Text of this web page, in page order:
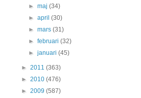
►maj(34)
►april(30)
►mars(31)
►februari(32)
►januari(45)
► 2011 (363)
► 2010 (476)
► 2009 (587)